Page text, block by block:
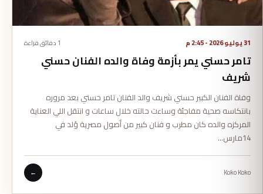
31 يوليو 2026 - 2:45 م 1 دقائق قراءة
تامر حسني يمر بأزمة وفاة والده الفنان حسني
شريف
وفاة الفنان الكبير حسني شريف والد الفنان تامر حسني بعد مروره
بانتكاسه صحية مفاجئة وساءت حالته خلال ساعات و انتقل اللي العناية
المركزه والده كان مطرب و فنان كبير من أصول مصرية وُلد في
14مارس…
Koko Koko
←